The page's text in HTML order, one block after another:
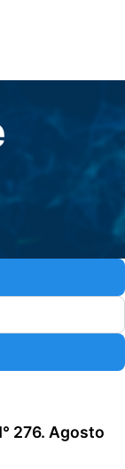
276. Agosto